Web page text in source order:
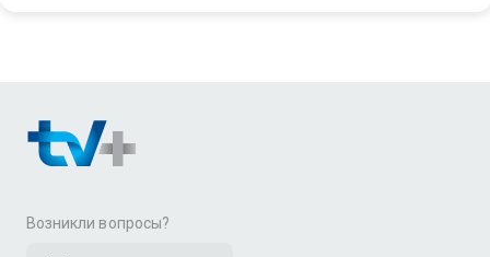
Возникли вопросы?